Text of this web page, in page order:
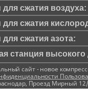
сжатия воздуха:
сжатия
сжатия азота:
станция
сайт - новое
Проезд Мирный